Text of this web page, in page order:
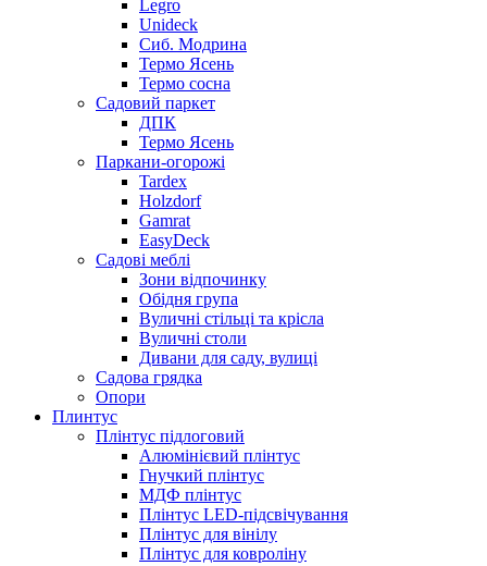
Legro
Unideck
Сиб. Модрина
Термо Ясень
Термо сосна
Садовий паркет
ДПК
Термо Ясень
Паркани-огорожі
Tardex
Holzdorf
Gamrat
EasyDeck
Садові меблі
Зони відпочинку
Обідня група
Вуличні стільці та крісла
Вуличні столи
Дивани для саду, вулиці
Садова грядка
Опори
Плинтус
Плінтус підлоговий
Алюмінієвий плінтус
Гнучкий плінтус
МДФ плінтус
Плінтус LED-підсвічування
Плінтус для вінілу
Плінтус для ковроліну